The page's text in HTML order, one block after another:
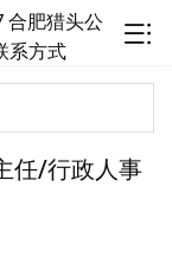
任/行政人事